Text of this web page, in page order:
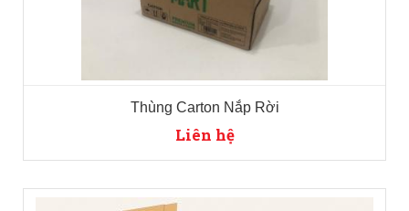
Thùng Carton Nắp Rời
Liên hệ